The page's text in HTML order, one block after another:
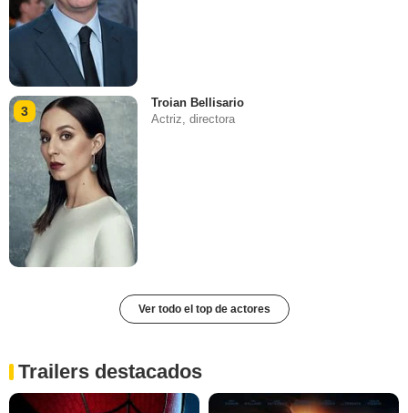
3
Troian Bellisario
Actriz, directora
Ver todo el top de actores
Trailers destacados